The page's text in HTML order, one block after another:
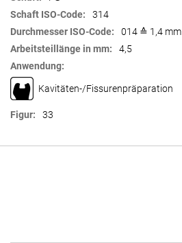
314
014 ≙ 1,4 mm
4,5
Kavitäten-/Fissurenpräparation
33